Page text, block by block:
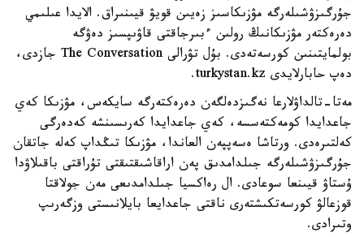
جۇرگىزۋشىلەرگە مۋزىكاسىز زەيىن قويۋ قيىنىراق. الايدا عىلىمي
دەرەكتەر مۋزىكانىڭ رولىن ءبىرجاقتى قاۋىپسىز دەۋگە
بولمايتىنىن كورسەتەدى. بۇل تۋرالى The Conversation جازدى،
دەپ حابارلايدى turkystan.kz.
مەتا-تالداۋلارعا نەگىزدەلگەن دەرەكتەرگە سايكەس، مۋزىكا كەي
جاعدايدا كومەكتەسسە، كەي جاعدايدا كەرىسىنشە كەدەرگى
كەلتىرەدى. ورتاشا ەسەپپەن العاندا، مۋزىكا تىڭداپ كەلە جاتقان
جۇرگىزۋشىلەرگە جىلدامدىق پەن اراقاشىقتىقتى تۇراقتى باقىلاۋدا
ۇستاۋ قيىنعا سوعادى. ال رەاكسيا جىلدامدىعى مەن جولاقتا
قوزعالۋ كورسەتكىشتەرى ناقتى جاعدايعا بايلانىستى وزگەرىپ
وتىرادى.